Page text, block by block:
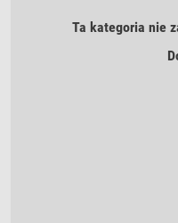
Ta kategoria nie